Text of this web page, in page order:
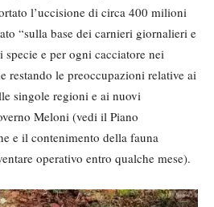
l’uccisione di circa 400 milioni
“sulla base dei carnieri giornalieri e
e per ogni cacciatore nei
restando le preoccupazioni relative ai
singole regioni e ai nuovi
Meloni (vedi il Piano
e il contenimento della fauna
operativo entro qualche mese).